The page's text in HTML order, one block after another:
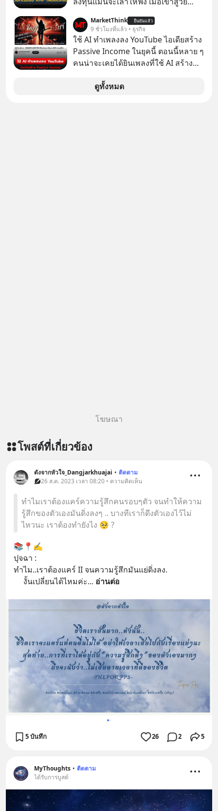
ใจของตัวเองและรักษาความสัมพันธ์
ของคนรอบข้างไปพร้อมกัน
#boundary #selfdevelopment #แอป
เท๋dinnertalk
#missiontothemoonpodcast
ภาษี หลายคนมักได้รับคำแนะนำให้
ลงทุนใน RMF เพราะนอกจากจะช่วยลด
หย่อนภาษีได้แล้ว ยังเป็นโอกาสในการ
สร้างความมั่งคั่งระยะยาว แต่น้อยคน
อะไรบ้าง ควรดู ตรงไหน ทำอย่างไร ถึง
จะดีกับเรา แล้วเราควรรู้ข้อมูลอะไร
MarketThink ยืนยันแล้ว
9 ชั่วโมงที่แล้ว • ธุรกิจ
ใช้ AI ทำเพลงลง YouTube ไอเดียสร้าง
Passive Income ในยุคนี้ ตอนนี้หลาย ๆ
คนน่าจะเคยได้ยินเพลงที่ใช้ AI สร้าง
รู้ตัวเรา” จากช่องชื่อว่า UNHEARD
ดูทั้งหมด
โฆษณา
โพสต์ที่เกี่ยวข้อง
ดังจากหัวใจ_Dangjarkhuajai • ติดตาม
26 ส.ค. 2023 เวลา 08:20 • ความคิดเห็น
ทำไมเราต้องแคร์ความรู้สึกคนรอบๆตัว จนทำให้ความ
รู้สึกของตัวเองมันดิ่งลงๆ .. บางทีเราก็ดึงตัวเองไว้ไม่
ไหวนะ เราต้องทำยังไง 🥺 ?
📚📍✍️
ปุจฉา :
ทำไม..เราต้องแคร์ II จนความรู้สึกมันแย่ดิ่งลง.
     งั้นเปลี่ยนได้ไหมค่ะ
... อ่านต่อ
5 บันทึก 26 2 5
MyThoughts • ติดตาม
ได้รับการบูสต์